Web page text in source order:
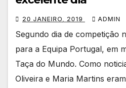
20 JANEIRO, 2019 ADMIN
Segundo dia de competição
para a Equipa Portugal, em
Taça do Mundo. Como
Oliveira e Maria Martins